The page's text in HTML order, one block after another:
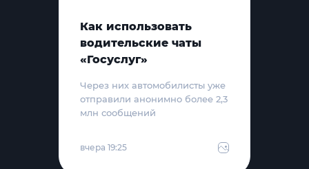
Как использовать
водительские чаты
«Госуслуг»
Через них автомобилисты уже
отправили анонимно более 2,3
млн сообщений
вчера 19:25